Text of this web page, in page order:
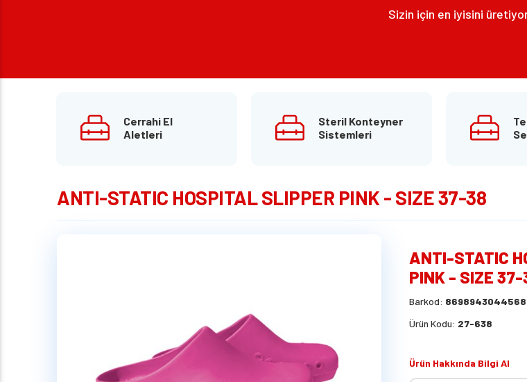
Sizin için en iyisini
Cerrahi El
Aletleri
Steril Konteyner
Sistemleri
ANTI-STATIC HOSPITAL SLIPPER PINK - SIZE 37-38
ANTI-STATIC
PINK - SIZE
Barkod: 8698943044568
Ürün Kodu: 27-638
Ürün Hakkında Bilgi Al